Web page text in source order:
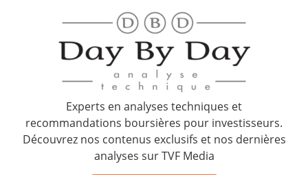
Experts en analyses techniques et
recommandations boursières pour investisseurs.
Découvrez nos contenus exclusifs et nos dernières
analyses sur TVF Media